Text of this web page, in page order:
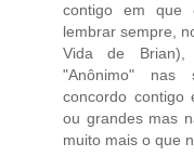
contigo em que
lembrar sempre,
Vida de Brian),
"Anônimo" nas
concordo contigo
ou grandes mas
muito mais o que